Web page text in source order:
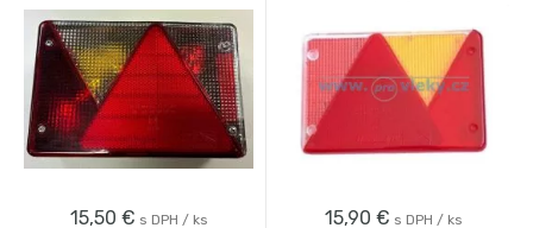
15,50 € s DPH / ks 15,90 € s DPH / ks